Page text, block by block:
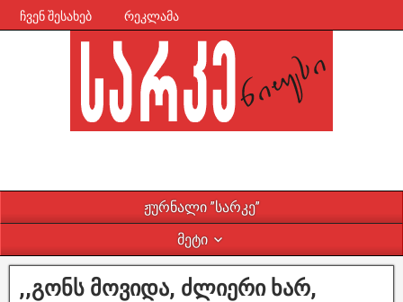
ჩვენ შესახებ რეკლამა
ჟურნალი ”სარკე”
მეტი
,,გონს მოვიდა, ძლიერი ხარ,